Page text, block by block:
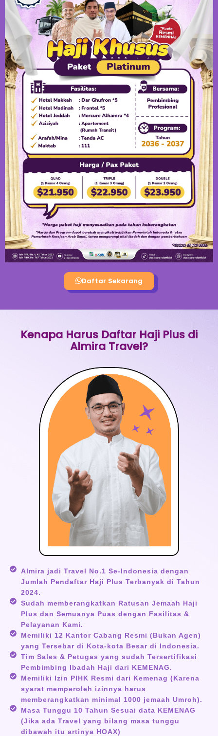
Daftar Sekarang
Kenapa Harus Daftar Haji Plus di
Almira Travel?
Almira jadi Travel No.1 Se-Indonesia dengan
Jumlah Pendaftar Haji Plus Terbanyak di Tahun
2024.
Sudah memberangkatkan Ratusan Jemaah Haji
Plus dan Semuanya Puas dengan Fasilitas &
Pelayanan Kami.
Memiliki 12 Kantor Cabang Resmi (Bukan Agen)
yang Tersebar di Kota-kota Besar di Indonesia.
Tim Sales & Petugas yang sudah Tersertifikasi
Pembimbing Ibadah Haji dari KEMENAG.
Memiliki Izin PIHK Resmi dari Kemenag (Karena
syarat memperoleh izinnya harus
memberangkatkan minimal 1000 jemaah Umroh).
Masa Tunggu 10 Tahun Sesuai data KEMENAG
(Jika ada Travel yang bilang masa tunggu
dibawah itu artinya HOAX)